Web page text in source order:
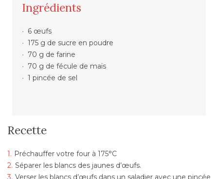
Ingrédients
6 œufs
175 g de sucre en poudre
70 g de farine
70 g de fécule de maïs
1 pincée de sel
Recette
Préchauffer votre four à 175°C
Séparer les blancs des jaunes d’œufs.
Verser les blancs d’œufs dans un saladier avec une pincée